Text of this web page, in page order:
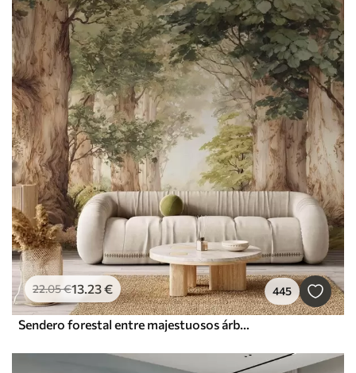
22.05€13.23€ 445
Sendero forestal entre majestuosos árboles en estilo acuarela